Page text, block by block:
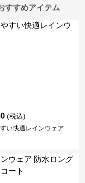
すすめアイテム
(税込)
い快適レインウェア